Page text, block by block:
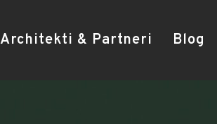
Architekti & Partneri Blog